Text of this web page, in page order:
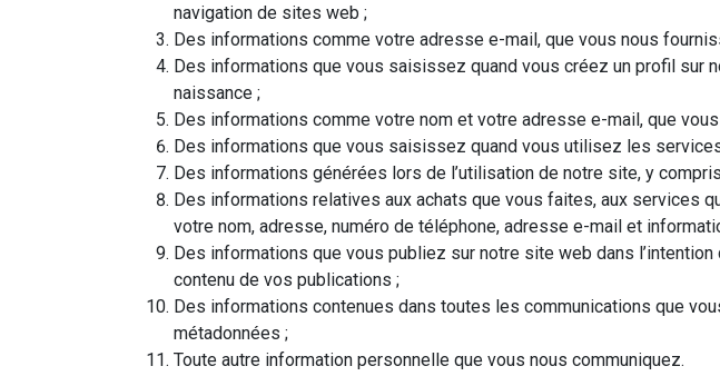
navigation de sites web ;
Des informations comme votre adresse e-mail, que vous nous
Des informations que vous saisissez quand vous créez un profil sur
naissance ;
Des informations comme votre nom et votre adresse e-mail, que
Des informations que vous saisissez quand vous utilisez les
Des informations générées lors de l’utilisation de notre site, y
Des informations relatives aux achats que vous faites, aux services
votre nom, adresse, numéro de téléphone, adresse e-mail et
Des informations que vous publiez sur notre site web dans
contenu de vos publications ;
Des informations contenues dans toutes les communications que
métadonnées ;
Toute autre information personnelle que vous nous communiquez.